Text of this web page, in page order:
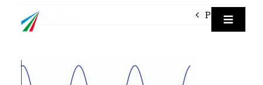
Toggle
Previous